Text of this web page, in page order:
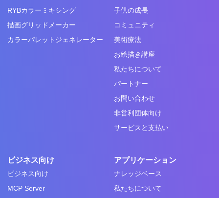
RYBカラーミキシング
描画グリッドメーカー
カラーパレットジェネレーター
子供の成長
コミュニティ
美術療法
お絵描き講座
私たちについて
パートナー
お問い合わせ
非営利団体向け
サービスと支払い
ビジネス向け
ビジネス向け
MCP Server
アプリケーション
ナレッジベース
私たちについて